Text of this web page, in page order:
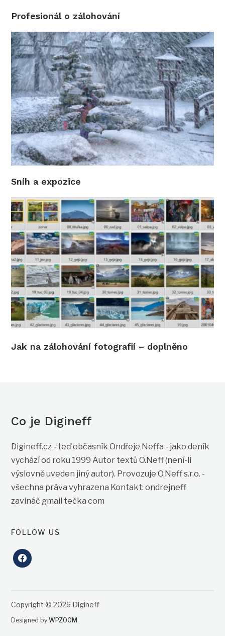
Profesionál o zálohování
Sníh a expozice
Jak na zálohování fotografií – doplněno
Co je Digineff
Digineff.cz - teď občasník Ondřeje Neffa - jako deník
vychází od roku 1999 Autor textů O.Neff (není-li
výslovně uveden jiný autor). Provozuje O.Neff s.r.o. -
všechna práva vyhrazena Kontakt: ondrejneff
zavináč gmail tečka com
FOLLOW US
facebook
Copyright © 2026 Digineff
Designed byWPZOOM